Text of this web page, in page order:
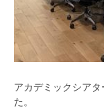
アカデミックシア
た。